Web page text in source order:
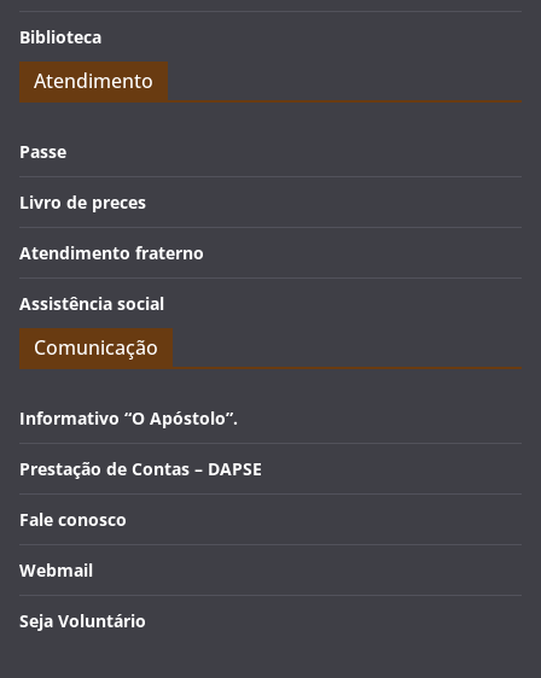
Biblioteca
Atendimento
Passe
Livro de preces
Atendimento fraterno
Assistência social
Comunicação
Informativo “O Apóstolo”.
Prestação de Contas – DAPSE
Fale conosco
Webmail
Seja Voluntário